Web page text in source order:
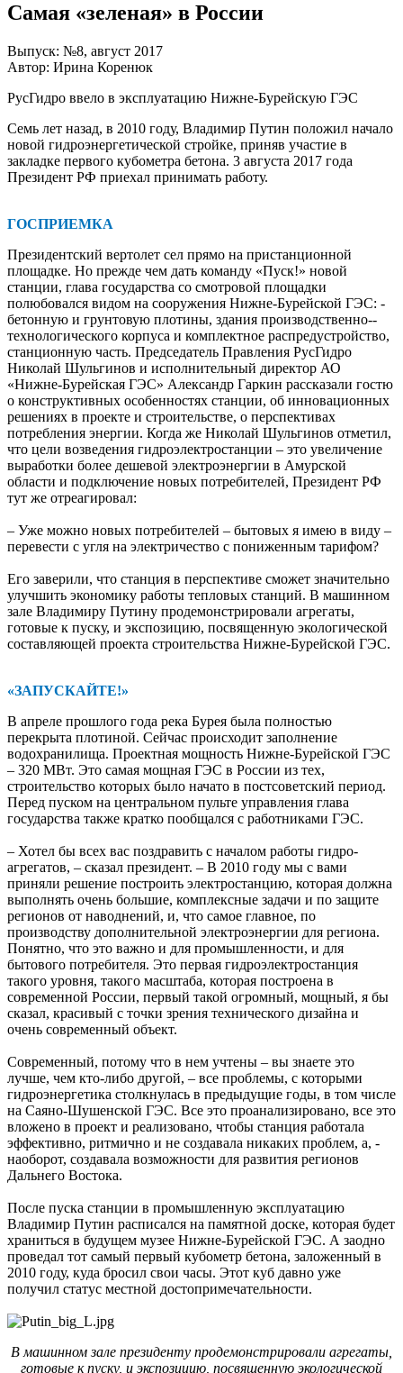
Самая «зеленая» в России
Выпуск: №8, август 2017
Автор: Ирина Коренюк
РусГидро ввело в эксплуатацию Нижне-Бурейскую ГЭС
Семь лет назад, в 2010 году, Владимир Путин положил начало
новой гидроэнергетической стройке, приняв участие в
закладке первого кубометра бетона. 3 августа 2017 года
Президент РФ приехал принимать работу.
ГОСПРИЕМКА
Президентский вертолет сел прямо на пристанционной
площадке. Но прежде чем дать ­команду «Пуск!» новой
станции, глава государства со смотровой площадки
полюбовался видом на сооружения Нижне-Бурейской ГЭС: ­
бетонную и грунтовую плотины, здания производственно-­
технологического корпуса и комплектное распредустройство,
станционную часть. Председатель Правления РусГидро
Николай Шульгинов и исполнительный директор АО
«Нижне-­Бурейская ГЭС» Александр Гаркин рассказали гостю
о конструктивных особенностях станции, об инновационных
решениях в проекте и строительстве, о перспективах
потребления энергии. Когда же Николай Шульгинов отметил,
что цели возведения гидроэлектростанции – это увеличение
выработки более дешевой электроэнергии в Амурской
области и подключение новых потребителей, Президент РФ
тут же отреагировал:
– Уже можно новых потребителей – бытовых я имею в виду –
перевести с угля на электричество с пониженным тарифом?
Его заверили, что станция в перспективе сможет значительно
улучшить экономику работы тепловых станций. В машинном
зале Владимиру Путину продемонстрировали агрегаты,
готовые к пуску, и экспозицию, посвященную экологической
составляющей ­проекта строительства Нижне-­Бурейской ГЭС.
«ЗАПУСКАЙТЕ!»
В апреле прошлого года река ­Бурея была полностью
перекрыта плотиной. Сейчас происходит заполнение
водохранилища. Проектная мощность Нижне-­Бурейской ГЭС
– 320 МВт. Это самая мощная ГЭС в России из тех,
строительство которых было начато в постсоветский период.
Перед пуском на центральном пульте управления глава
государства также кратко пообщался с работниками ГЭС.
– Хотел бы всех вас поздравить с началом работы гидро­
агрегатов, – сказал президент. – В 2010 году мы с вами
приняли решение построить электростанцию, которая должна
выполнять очень большие, комп­лексные задачи и по защите
регионов от наводнений, и, что самое главное, по
производству дополнительной электроэнергии для региона.
Понятно, что это важно и для промышленности, и для
бытового потребителя. Это первая гидроэлектростанция
такого уровня, такого масштаба, которая построена в
современной России, первый такой огромный, мощный, я бы
сказал, красивый с точки зрения технического дизайна и
очень современный объект.
Современный, потому что в нем учтены – вы знаете это
лучше, чем кто-либо другой, – все проблемы, с которыми
гидроэнергетика столкнулась в предыдущие годы, в том числе
на Саяно-Шушенской ГЭС. Все это проанализировано, все это
вложено в проект и реализовано, чтобы станция работала
эффективно, ритмично и не создавала никаких проблем, а, ­
наоборот, создавала возможности для развития регионов
Дальнего Востока.
После пуска станции в промышленную эксплуатацию
Владимир Путин расписался на памятной доске, которая ­будет
храниться в будущем музее Нижне-Бурейской ГЭС. А заодно
проведал тот самый первый кубометр бетона, заложенный в
2010 году, куда бросил свои часы. Этот куб давно уже
получил статус местной достопримечательности.
В машинном зале президенту продемонстрировали агрегаты,
готовые к пуску, и экспозицию, посвященную экологической